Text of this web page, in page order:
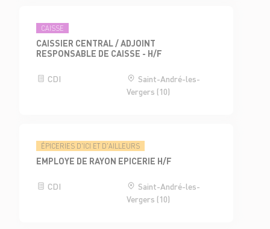
CAISSE
CAISSIER CENTRAL / ADJOINT
RESPONSABLE DE CAISSE - H/F
CDI
Saint-André-les-
Vergers (10)
ÉPICERIES D'ICI ET D'AILLEURS
EMPLOYE DE RAYON EPICERIE H/F
CDI
Saint-André-les-
Vergers (10)